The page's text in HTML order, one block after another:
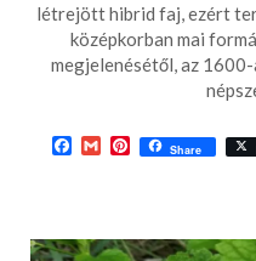
létrejött hibrid faj, ezért
középkorban mai
megjelenésétől, az
Facebook
GmailPinterest
Share